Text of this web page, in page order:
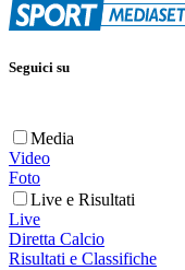
Seguici su
Media
Video
Foto
Live e Risultati
Live
Diretta Calcio
Risultati e Classifiche